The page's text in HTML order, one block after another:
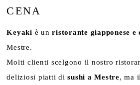
CENA
Keyaki è unristorante giapponese e
Mestre.
Molti clienti scelgono il nostro
deliziosi piatti disushi a Mestre, ma